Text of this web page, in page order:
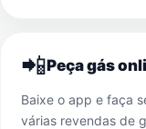
📲Peça gás
Baixe o app e faça
várias revendas de